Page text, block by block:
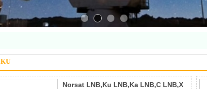
KU
Norsat LNB,Ku LNB,Ka LNB,C LNB,X